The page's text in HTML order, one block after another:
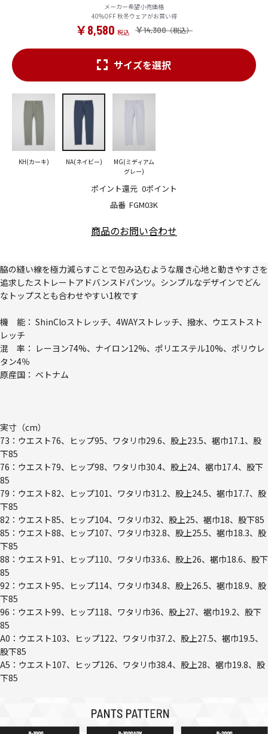
メーカー希望小売価格
40%OFF 秋冬ウェアがお買い得
￥14,300
￥8,580
品番 FGM03K
ポイント還元 0ポイント
サイズを選択
KH(カーキ) NA(ネイビー)
MG(ミディアム
グレー)
商品のお問い合わせ
脇の縫い線を極力減らすことで包み込むような履き心地と動きやすさを
追求したストレートアドバンスドパンツ。シンプルなデザインでどん
なトップスとも合わせやすい1枚です
機 能： ShinCloストレッチ、4WAYストレッチ、撥水、ウエストスト
レッチ
混 率： レーヨン74%、ナイロン12%、ポリエステル10%、ポリウレ
タン4％
原産国： ベトナム
実寸（cm）
73：ウエスト76、ヒップ95、ワタリ巾29.6、股上23.5、裾巾17.1、股
下85
76：ウエスト79、ヒップ98、ワタリ巾30.4、股上24、裾巾17.4、股下
85
79：ウエスト82、ヒップ101、ワタリ巾31.2、股上24.5、裾巾17.7、股
下85
82：ウエスト85、ヒップ104、ワタリ巾32、股上25、裾巾18、股下85
85：ウエスト88、ヒップ107、ワタリ巾32.8、股上25.5、裾巾18.3、股
下85
88：ウエスト91、ヒップ110、ワタリ巾33.6、股上26、裾巾18.6、股下
85
92：ウエスト95、ヒップ114、ワタリ巾34.8、股上26.5、裾巾18.9、股
下85
96：ウエスト99、ヒップ118、ワタリ巾36、股上27、裾巾19.2、股下
85
A0：ウエスト103、ヒップ122、ワタリ巾37.2、股上27.5、裾巾19.5、
股下85
A5：ウエスト107、ヒップ126、ワタリ巾38.4、股上28、裾巾19.8、股
下85